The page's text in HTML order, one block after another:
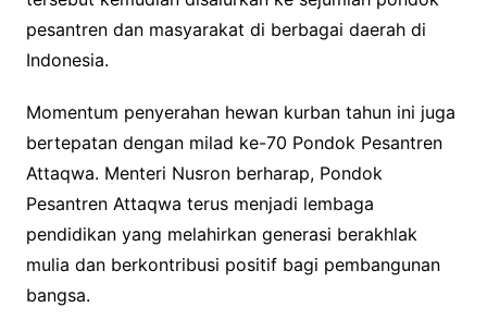
pesantren dan masyarakat di berbagai daerah di
Indonesia.
Momentum penyerahan hewan kurban tahun ini juga
bertepatan dengan milad ke-70 Pondok Pesantren
Attaqwa. Menteri Nusron berharap, Pondok
Pesantren Attaqwa terus menjadi lembaga
pendidikan yang melahirkan generasi berakhlak
mulia dan berkontribusi positif bagi pembangunan
bangsa.